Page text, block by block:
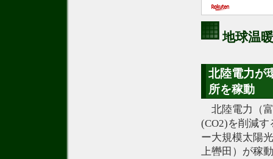
地球温
北陸電力が
所を稼動
北陸電力（
(CO2)を削減
ー大規模太陽
上轡田）が稼